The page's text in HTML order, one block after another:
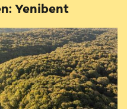
Yenibent